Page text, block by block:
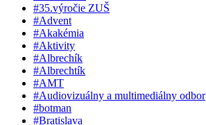
#35.výročie ZUŠ
#Advent
#Akakémia
#Aktivity
#Albrechík
#Albrechtík
#AMT
#Audiovizuálny a multimediálny odbor
#botman
#Bratislava